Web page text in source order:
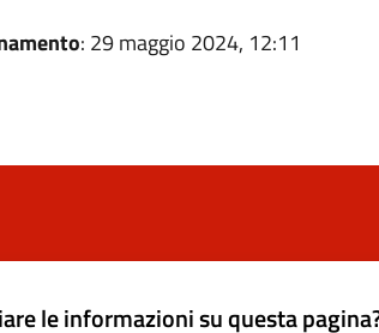
: 29 maggio 2024, 12:11
le informazioni su questa